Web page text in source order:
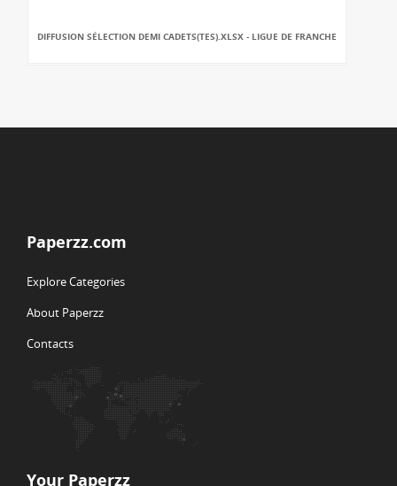
DIFFUSION SÉLECTION DEMI CADETS(TES).XLSX - LIGUE DE FRANCHE
Paperzz.com
Explore Categories
About Paperzz
Contacts
Your Paperzz